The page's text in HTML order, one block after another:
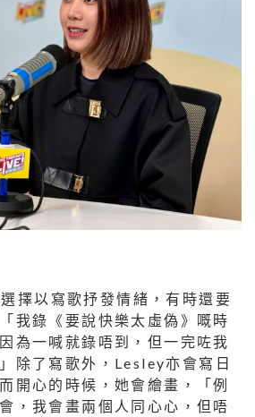
擇以寫歌抒發情緒，有時還要
我錄《要說快樂太虛偽》嘅時
為一喊就錄唔到，但一完咗我
除了寫歌外，Lesley亦會寫日
開心的時候，她會繪畫，「例
，我會畫兩個人同心心，但唔